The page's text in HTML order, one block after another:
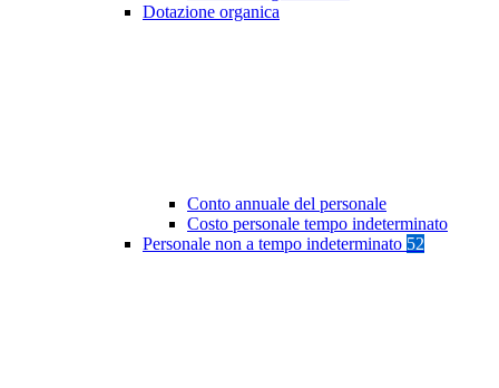
Dotazione organica
Conto annuale del personale
Costo personale tempo indeterminato
Personale non a tempo indeterminato 52